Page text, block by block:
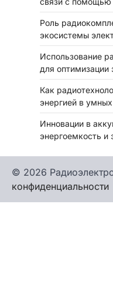
Роль
экосистемы
Использование
для оптимизации
Как
энергией в
Инновации в
энергоемкость и
© 2026
конфиденциальности